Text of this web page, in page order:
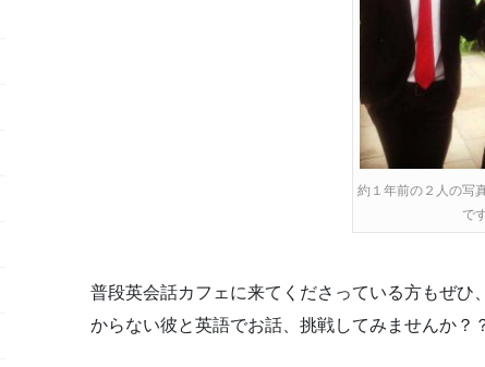
約１年前の２人の写
で
普段英会話カフェに来てくださっている方もぜ
からない彼と英語でお話、挑戦してみませんか？